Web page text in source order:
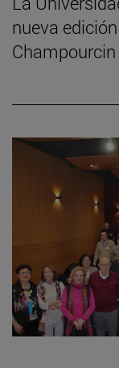
nueva
Champourcin